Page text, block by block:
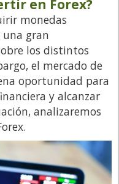
en Forex?
monedas
una gran
los distintos
el mercado de
oportunidad para
y alcanzar
analizaremos